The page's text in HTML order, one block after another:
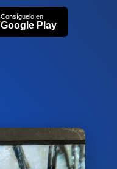
Consíguelo en
Google Play